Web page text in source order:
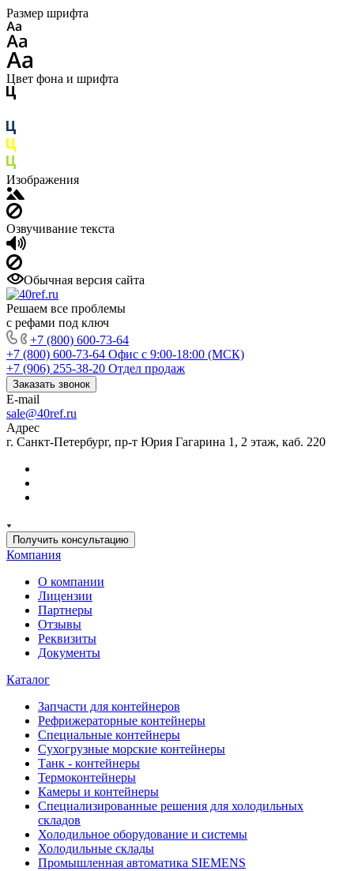
Размер шрифта
Цвет фона и шрифта
Изображения
Озвучивание текста
Обычная версия сайта
Решаем все проблемы
с рефами под ключ
+7 (800) 600-73-64
+7 (800) 600-73-64 Офис с 9:00-18:00 (МСК)
+7 (906) 255-38-20 Отдел продаж
Заказать звонок
E-mail
sale@40ref.ru
Адрес
г. Санкт-Петербург, пр-т Юрия Гагарина 1, 2 этаж, каб. 220
Получить консультацию
Компания
О компании
Лицензии
Партнеры
Отзывы
Реквизиты
Документы
Каталог
Запчасти для контейнеров
Рефрижераторные контейнеры
Специальные контейнеры
Сухогрузные морские контейнеры
Танк - контейнеры
Термоконтейнеры
Камеры и контейнеры
Специализированные решения для холодильных
складов
Холодильное оборудование и системы
Холодильные склады
Промышленная автоматика SIEMENS